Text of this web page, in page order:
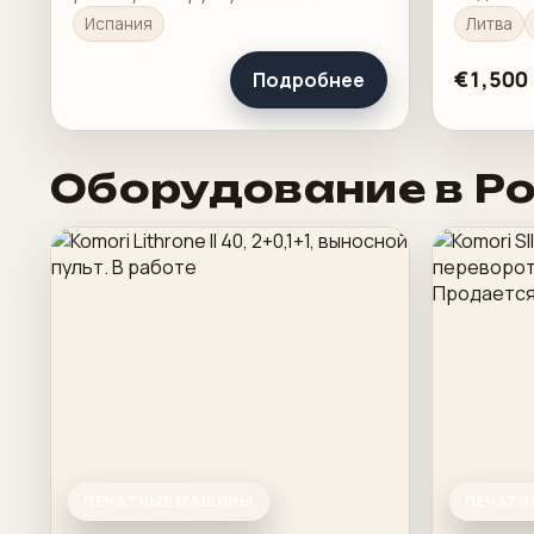
Испания
Подробнее
Литва
€1,500
Оборудование в